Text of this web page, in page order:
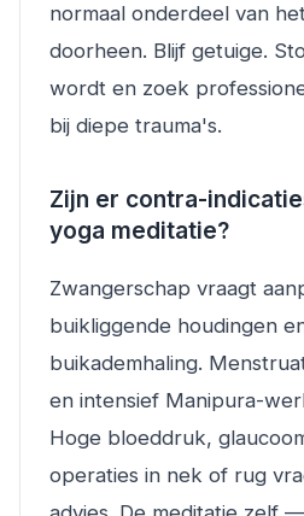
normaal onderdeel van
doorheen. Blijf getuige.
wordt en zoek
bij diepe trauma's.
Zijn er contra-
yoga meditatie?
Zwangerschap vraagt
buikliggende houdingen
buikademhaling.
en intensief Manipura-
Hoge bloeddruk,
operaties in nek of rug